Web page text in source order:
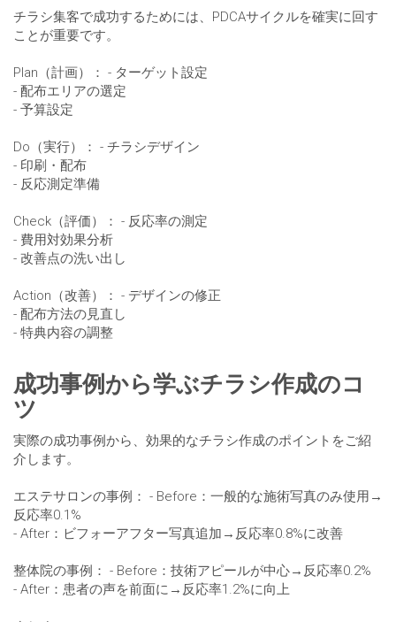
チラシ集客で成功するためには、PDCAサイクルを確実に回す
ことが重要です。
Plan（計画）： - ターゲット設定
- 配布エリアの選定
- 予算設定
Do（実行）： - チラシデザイン
- 印刷・配布
- 反応測定準備
Check（評価）： - 反応率の測定
- 費用対効果分析
- 改善点の洗い出し
Action（改善）： - デザインの修正
- 配布方法の見直し
- 特典内容の調整
成功事例から学ぶチラシ作成のコ
ツ
実際の成功事例から、効果的なチラシ作成のポイントをご紹
介します。
エステサロンの事例： - Before：一般的な施術写真のみ使用→
反応率0.1%
- After：ビフォーアフター写真追加→反応率0.8%に改善
整体院の事例： - Before：技術アピールが中心→反応率0.2%
- After：患者の声を前面に→反応率1.2%に向上